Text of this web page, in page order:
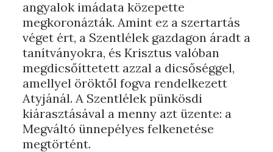
angyalok imádata közepette
megkoronázták. Amint ez a szertartás
véget ért, a Szentlélek gazdagon áradt a
tanítványokra, és Krisztus valóban
megdicsőíttetett azzal a dicsőséggel,
amellyel öröktől fogva rendelkezett
Atyjánál. A Szentlélek pünkösdi
kiárasztásával a menny azt üzente: a
Megváltó ünnepélyes felkenetése
megtörtént.